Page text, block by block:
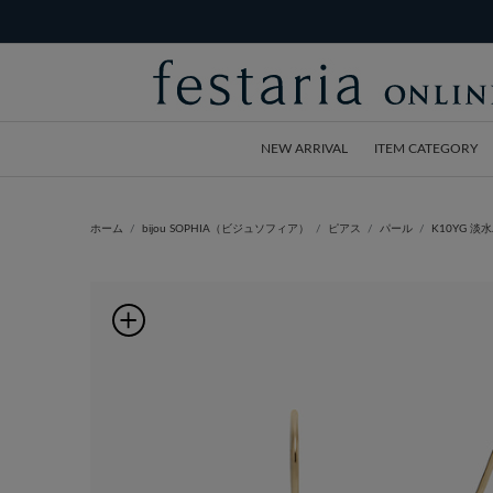
NEW ARRIVAL ITEM CATEGORY
ホーム bijou SOPHIA（ビジュソフィア） ピアス パール K10YG 淡